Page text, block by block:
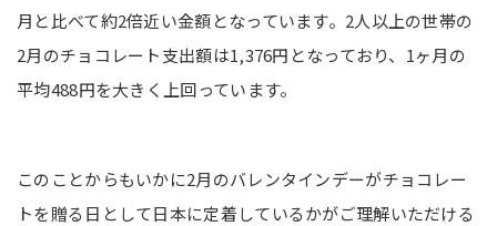
月と比べて約2倍近い金額となっています。2人以上の世帯の
2月のチョコレート支出額は1,376円となっており、1ヶ月の
平均488円を大きく上回っています。
このことからもいかに2月のバレンタインデーがチョコレー
トを贈る日として日本に定着しているかがご理解いただける